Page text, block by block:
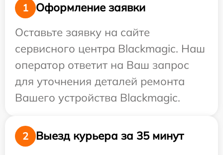
1
Оформление заявки
Оставьте заявку на сайте
сервисного центра Blackmagic. Наш
оператор ответит на Ваш запрос
для уточнения деталей ремонта
Вашего устройства Blackmagic.
2
Выезд курьера за 35 минут